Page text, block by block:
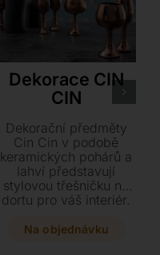
Dekorace CIN
CIN
Dekorační předměty
Cin Cin v podobě
keramických pohárů a
lahví představují
stylovou třešničku na
dortu pro váš interiér.
elegantních provedení
Na objednávku